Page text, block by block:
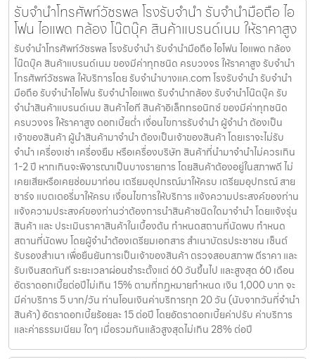
รับจำนำโทรศัพท์วัชรพล โรงรับจำนำ รับจำนำมือถือ ไอ
โฟน ไอแพด กล้อง โน๊ตบุ๊ค สินค้าแบรนด์เนม ให้ราคาสูง
รับจำนำโทรศัพท์วัชรพล โรงรับจำนำ รับจำนำมือถือ ไอโฟน ไอแพด กล้อง
โน๊ตบุ๊ค สินค้าแบรนด์เนม ของมีค่าทุกชนิด ครบวงจร ให้ราคาสูง รับจำนำ
โทรศัพท์วัชรพล ให้บริการโดย รับจํานําบางแค.com โรงรับจำนำ รับจำนำ
มือถือ รับจำนำไอโฟน รับจำนำไอแพด รับจำนำกล้อง รับจำนำโน๊ตบุ๊ค รับ
จำนำสินค้าแบรนด์เนม สินค้าไอที สินค้าอิเล็กทรอนิกซ์ ของมีค่าทุกชนิด
ครบวงจร ให้ราคาสูง ดอกเบี้ยต่ำ เงื่อนไขการรับจำนำ ผู้จำนำ ต้องเป็น
เจ้าของสินค้า ผู้นำสินค้ามาจำนำ ต้องเป็นเจ้าของสินค้า โดยเราจะไม่รับ
จำนำ เครื่องเช่า เครื่องยืม หรือเครื่องบริษัท สินค้าที่นำมาจำนำไม่ควรเกิน
1-2 ปี หากเกินจะพิจารณาเป็นบางรายการ โดยสินค้าต้องอยู่ในสภาพดี ไม่
เคยเสียหรือเคยซ่อมมาก่อน เตรียมอุปกรณ์มาให้ครบ เตรียมอุปกรณ์ สาย
ชาร์จ แบตเตอรี่มาให้ครบ เงื่อนไขการให้บริการ แจ้งความประสงค์ของท่าน
แจ้งความประสงค์ของท่านว่าต้องการนำสินค้าชนิดใดมาจำนำ โดยแจ้งรุ่น
สินค้า และ ประเมินราคาสินค้าในเบื้องต้น กำหนดสถานที่นัดพบ กำหนด
สถานที่นัดพบ โดยผู้จำนำต้องเตรียมเอกสาร สำเนาบัตรประชาชน เซ็นต์
รับรองสำเนา เพื่อยืนยันการเป็นเจ้าของสินค้า ตรวจสอบสภาพ ตีราคา และ
รับเงินสดทันที ระยะเวลาผ่อนชำระตั้งแต่ 60 วันขึ้นไป และสูงสุด 60 เดือน
อัตราดอกเบี้ยต่อปีไม่เกิน 15% ตามที่กฏหมายกำหนด เงิน 1,000 บาท จะ
มีค่าบริการ 5 บาท/วัน ท่านโอนเงินค่าบริการทุก 20 วัน (นับจากวันที่จำนำ
สินค้า) อัตราดอกเบี้ยร้อยละ 15 ต่อปี โดยอัตราดอกเบี้ยค่าปรับ ค่าบริการ
และค่าธรรมเนียม ใดๆ เมื่อรวมกันแล้วสูงสุดไม่เกิน 28% ต่อปี